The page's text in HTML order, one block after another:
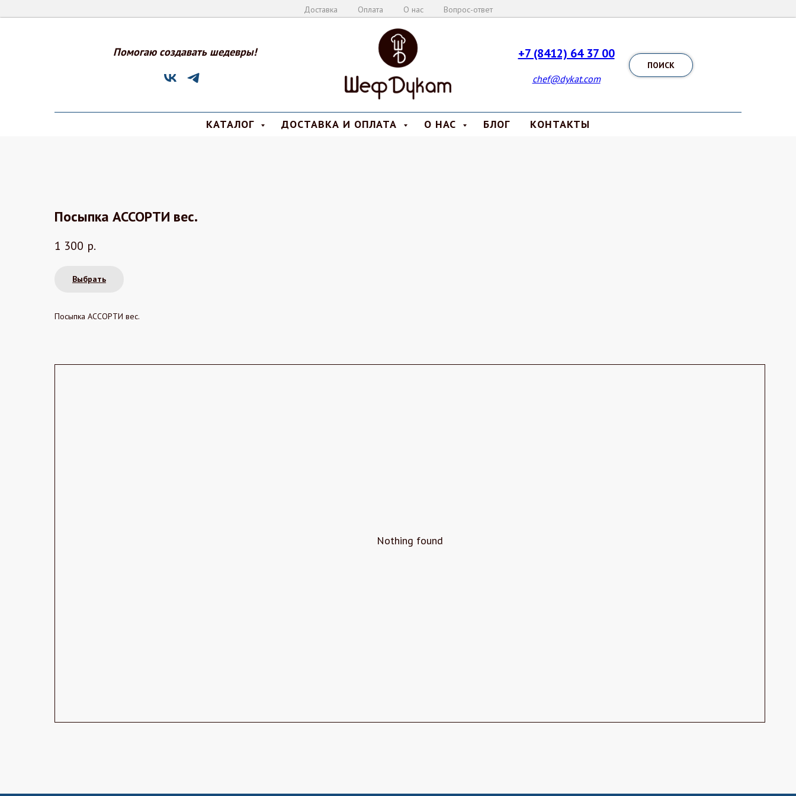
Доставка Оплата О нас Вопрос-ответ
Помогаю создавать шедевры! +7 (8412) 64 37 00
chef@dykat.com
ПОИСК
КАТАЛОГ ДОСТАВКА И ОПЛАТА О НАС БЛОГ КОНТАКТЫ
Посыпка АССОРТИ вес.
1 300 р.
Выбрать
Посыпка АССОРТИ вес.
Nothing found